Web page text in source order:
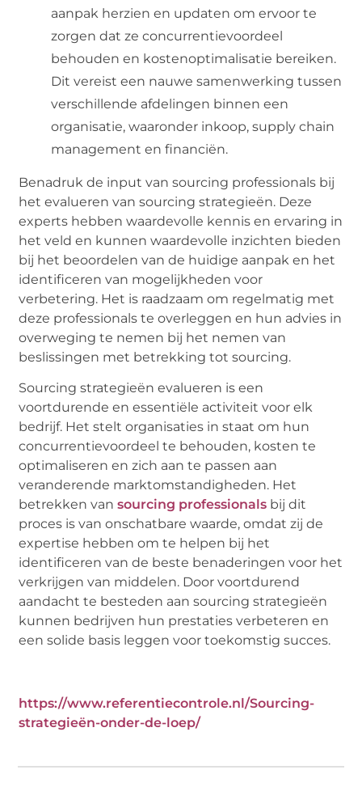
aanpak herzien en updaten om ervoor te
zorgen dat ze concurrentievoordeel
behouden en kostenoptimalisatie bereiken.
Dit vereist een nauwe samenwerking tussen
verschillende afdelingen binnen een
organisatie, waaronder inkoop, supply chain
management en financiën.
Benadruk de input van sourcing professionals bij
het evalueren van sourcing strategieën. Deze
experts hebben waardevolle kennis en ervaring in
het veld en kunnen waardevolle inzichten bieden
bij het beoordelen van de huidige aanpak en het
identificeren van mogelijkheden voor
verbetering. Het is raadzaam om regelmatig met
deze professionals te overleggen en hun advies in
overweging te nemen bij het nemen van
beslissingen met betrekking tot sourcing.
Sourcing strategieën evalueren is een
voortdurende en essentiële activiteit voor elk
bedrijf. Het stelt organisaties in staat om hun
concurrentievoordeel te behouden, kosten te
optimaliseren en zich aan te passen aan
veranderende marktomstandigheden. Het
betrekken vansourcing professionals bij dit
proces is van onschatbare waarde, omdat zij de
expertise hebben om te helpen bij het
identificeren van de beste benaderingen voor het
verkrijgen van middelen. Door voortdurend
aandacht te besteden aan sourcing strategieën
kunnen bedrijven hun prestaties verbeteren en
een solide basis leggen voor toekomstig succes.
https://www.referentiecontrole.nl/Sourcing-
strategieën-onder-de-loep/